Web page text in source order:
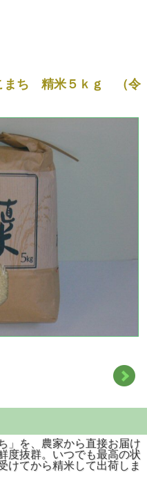
まち 精米５ｋｇ （令
」を、農家から直接お届け
度抜群。いつでも最高の状
けてから精米して出荷しま